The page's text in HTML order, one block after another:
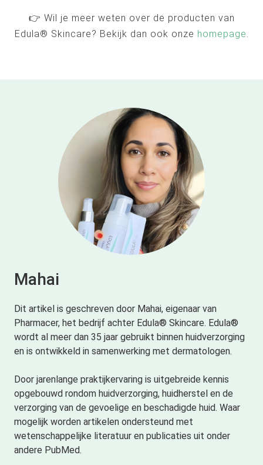
👉 Wil je meer weten over de producten van
Edula® Skincare? Bekijk dan ook onze homepage.
Mahai
Dit artikel is geschreven door Mahai, eigenaar van
Pharmacer, het bedrijf achter Edula® Skincare. Edula®
wordt al meer dan 35 jaar gebruikt binnen huidverzorging
en is ontwikkeld in samenwerking met dermatologen.
Door jarenlange praktijkervaring is uitgebreide kennis
opgebouwd rondom huidverzorging, huidherstel en de
verzorging van de gevoelige en beschadigde huid. Waar
mogelijk worden artikelen ondersteund met
wetenschappelijke literatuur en publicaties uit onder
andere PubMed.